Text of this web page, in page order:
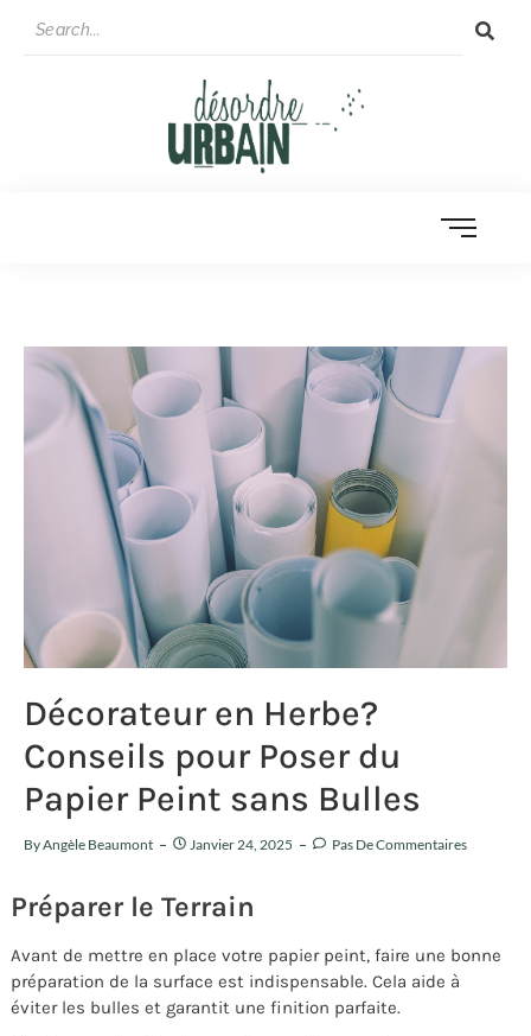
Décorateur en Herbe?
Conseils pour Poser du
Papier Peint sans Bulles
ByAngèle Beaumont Janvier 24, 2025 Pas De Commentaires
Préparer le Terrain
Avant de mettre en place votre papier peint, faire une bonne
préparation de la surface est indispensable. Cela aide à
éviter les bulles et garantit une finition parfaite.